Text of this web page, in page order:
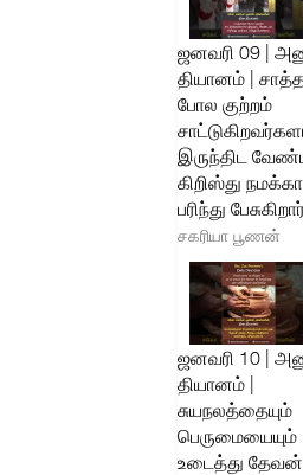
ஜனவரி 09 |
தியானம் |
போல குற்றம்
இருந்திட
கிறிஸ்து
பரிந்து
சகரியா பூணன்
ஜனவரி 10 |
தியானம் |
சுயநலத்தையும்
பெருமையையும்
உடைத்து